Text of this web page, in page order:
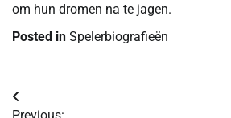
om hun dromen na te jagen.
Posted in Spelerbiografieën
Post